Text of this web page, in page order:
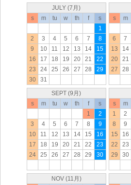
JULY (7月)
s
m tu w th f
s
1
2
3 4 5 6 7
8
9
10 11 12 13 14
15
16
17 18 19 20 21
22
23
24 25 26 27 28
29
30
31
s
m
6
7
13
14
20
21
27
28
SEPT (9月)
s
m tu w th f
s
1
2
3
4 5 6 7 8
9
10
11 12 13 14 15
16
17
18 19 20 21 22
23
24
25 26 27 28 29 30
s
m
1
2
8
9
15
16
22
23
29
30
NOV (11月)